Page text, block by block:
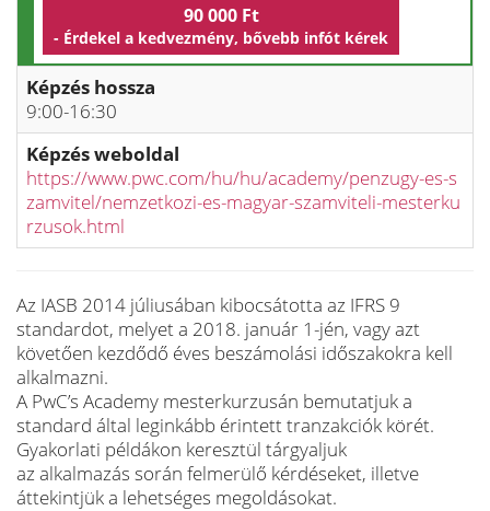
90 000 Ft
- Érdekel a kedvezmény, bővebb infót kérek
Képzés hossza
9:00-16:30
Képzés weboldal
https://www.pwc.com/hu/hu/academy/penzugy-es-s
zamvitel/nemzetkozi-es-magyar-szamviteli-mesterku
rzusok.html
Az IASB 2014 júliusában kibocsátotta az IFRS 9
standardot, melyet a 2018. január 1-jén, vagy azt
követően kezdődő éves beszámolási időszakokra kell
alkalmazni.
A PwC’s Academy mesterkurzusán bemutatjuk a
standard által leginkább érintett tranzakciók körét.
Gyakorlati példákon keresztül tárgyaljuk
az alkalmazás során felmerülő kérdéseket, illetve
áttekintjük a lehetséges megoldásokat.